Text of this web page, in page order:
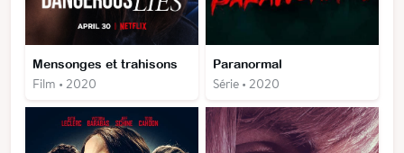
Mensonges et trahisons
Film • 2020
Paranormal
Série • 2020